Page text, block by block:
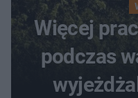
Więcej
podczas